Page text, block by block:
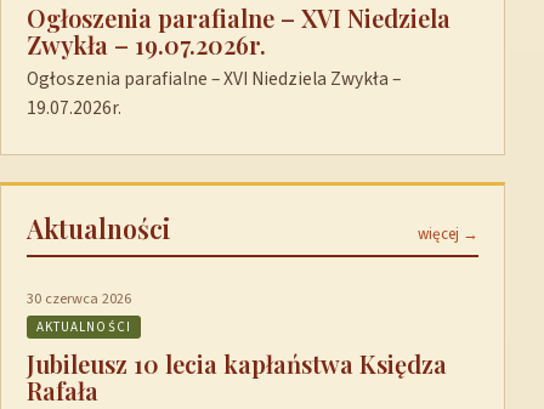
Ogłoszenia parafialne – XVI Niedziela
Zwykła – 19.07.2026r.
Ogłoszenia parafialne – XVI Niedziela Zwykła –
19.07.2026r.
Aktualności więcej →
30 czerwca 2026
AKTUALNOŚCI
Jubileusz 10 lecia kapłaństwa Księdza
Rafała